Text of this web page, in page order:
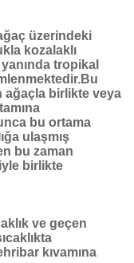
üzerindeki
kozalaklı
tropikal
ağaçla birlikte veya
bu ortama
ulaşmış
bu zaman
birlikte
ve geçen
kıvamına